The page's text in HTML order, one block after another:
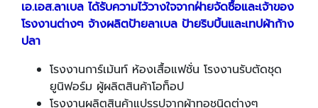
เอ.เอส.ลาเบล ได้รับความไว้วางใจจากฝ่ายจัดซื้อและเจ้าของ
โรงงานต่างๆ จ้างผลิตป้ายลาเบล ป้ายริบบิ้นและเทปผ้าก้าง
ปลา
โรงงานการ์เม้นท์ ห้องเสื้อแฟชั่น โรงงานรับตัดชุด
ยูนิฟอร์ม ผู้ผลิตสินค้าโอท็อป
โรงงานผลิตสินค้าแปรรูปจากผ้าทอชนิดต่างๆ